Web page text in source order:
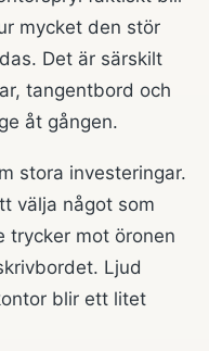
mycket den stör
Det är särskilt
tangentbord och
åt gången.
stora investeringar.
välja något som
trycker mot öronen
Ljud
blir ett litet